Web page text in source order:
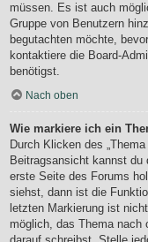
müssen. Es ist auch
Gruppe von Benutzern
begutachten möchte,
kontaktiere die Board-
benötigst.
Nach oben
Wie markiere ich ein
Durch Klicken des
Beitragsansicht kannst du
erste Seite des Forums
siehst, dann ist die
letzten Markierung ist
möglich, das Thema nach